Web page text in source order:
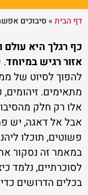
דף הבית » סיבוכים
כף רגלך היא עולם
אזור רגיש במיוחד.
להפוך לסיוט של
מתאימים.
אלו רק חלק
אבל אל דאגה, יש
פשוטים, תוכלו
במאמר זה נסקור
לסוכרתיים, נלמד
בכלים הדרושים